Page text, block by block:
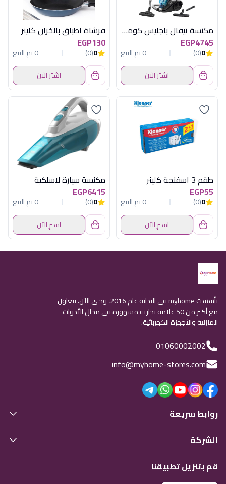
مكنسة تيفال باجليس كومبكت باور تركواز
EGP4745
0
(0)
0 تم البيع
اشترِ الآن
فرشاة اطباق بالخزان كلينر
EGP130
0
(0)
0 تم البيع
اشترِ الآن
طقم 3 اسفنجة كلينر
EGP55
0
(0)
0 تم البيع
اشترِ الآن
مكنسة سيارة لاسلكية
EGP6415
0
(0)
0 تم البيع
اشترِ الآن
تأسست myhome في البداية عام 2016، وحتى الآن، نتعاون
مع أكثر من 50 علامة تجارية مشهورة في مجال الأدوات
المنزلية والأجهزة الكهربائية.
01060002002
info@myhome-stores.com
روابط سريعة
الشركة
قم بتنزيل تطبيقنا